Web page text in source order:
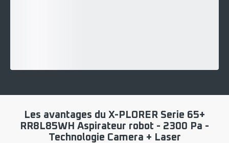
Les avantages du X-PLORER Serie 65+
RR8L85WH Aspirateur robot - 2300 Pa -
Technologie Camera + Laser